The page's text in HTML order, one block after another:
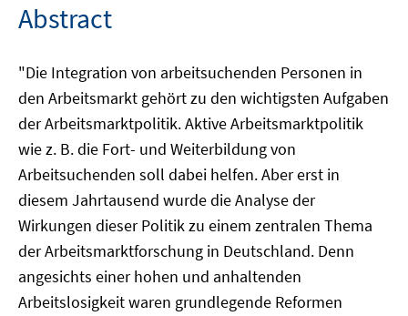
Abstract
"Die Integration von arbeitsuchenden Personen in
den Arbeitsmarkt gehört zu den wichtigsten Aufgaben
der Arbeitsmarktpolitik. Aktive Arbeitsmarktpolitik
wie z. B. die Fort- und Weiterbildung von
Arbeitsuchenden soll dabei helfen. Aber erst in
diesem Jahrtausend wurde die Analyse der
Wirkungen dieser Politik zu einem zentralen Thema
der Arbeitsmarktforschung in Deutschland. Denn
angesichts einer hohen und anhaltenden
Arbeitslosigkeit waren grundlegende Reformen